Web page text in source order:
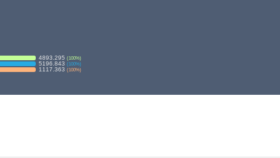
4893.295 (100%)
5196.843 (100%)
1117.363 (100%)